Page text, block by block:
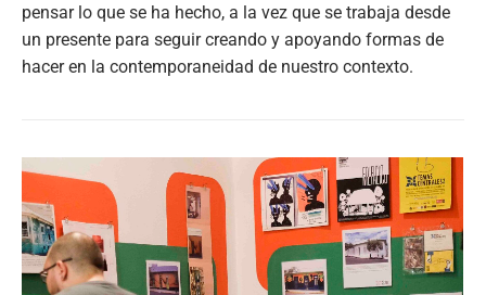
pensar lo que se ha hecho, a la vez que se trabaja desde
un presente para seguir creando y apoyando formas de
hacer en la contemporaneidad de nuestro contexto.